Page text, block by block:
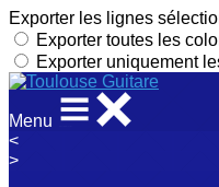
Exporter les lignes
Exporter toutes les
Exporter uniquement
Menu
<
>